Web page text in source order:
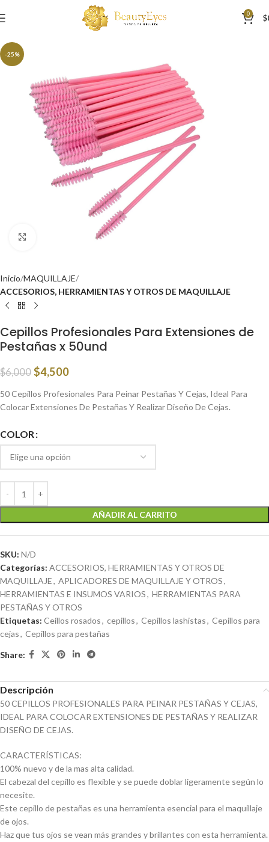
0 $
-25%
Inicio MAQUILLAJE
ACCESORIOS, HERRAMIENTAS Y OTROS DE MAQUILLAJE
Cepillos Profesionales Para Extensiones de
Pestañas x 50und
$6,000 $4,500
50 Cepillos Profesionales Para Peinar Pestañas Y Cejas, Ideal Para
Colocar Extensiones De Pestañas Y Realizar Diseño De Cejas.
COLOR
AÑADIR AL CARRITO
SKU: N/D
Categorías: ACCESORIOS, HERRAMIENTAS Y OTROS DE
MAQUILLAJE, APLICADORES DE MAQUILLAJE Y OTROS,
HERRAMIENTAS E INSUMOS VARIOS, HERRAMIENTAS PARA
PESTAÑAS Y OTROS
Etiquetas: Ceíllos rosados, cepillos, Cepillos lashistas, Cepillos para
cejas, Cepillos para pestañas
Share:
Descripción
50 CEPILLOS PROFESIONALES PARA PEINAR PESTAÑAS Y CEJAS,
IDEAL PARA COLOCAR EXTENSIONES DE PESTAÑAS Y REALIZAR
DISEÑO DE CEJAS.
CARACTERÍSTICAS:
100% nuevo y de la mas alta calidad.
El cabezal del cepillo es flexible y se puede doblar ligeramente según lo
necesite.
Este cepillo de pestañas es una herramienta esencial para el maquillaje
de ojos.
Haz que tus ojos se vean más grandes y brillantes con esta herramienta.